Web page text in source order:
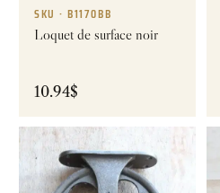
SKU · B1170BB
Loquet de surface noir
10.94$